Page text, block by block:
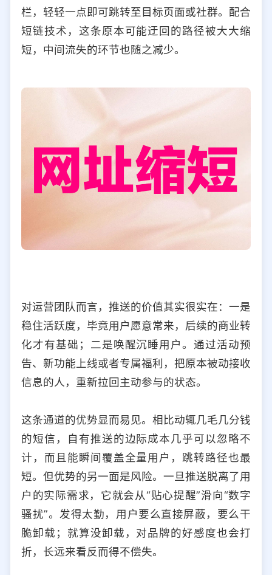
栏，轻轻一点即可跳转至目标页面或社群。配合
短链技术，这条原本可能迂回的路径被大大缩
短，中间流失的环节也随之减少。
对运营团队而言，推送的价值其实很实在：一是
稳住活跃度，毕竟用户愿意常来，后续的商业转
化才有基础；二是唤醒沉睡用户。通过活动预
告、新功能上线或者专属福利，把原本被动接收
信息的人，重新拉回主动参与的状态。
这条通道的优势显而易见。相比动辄几毛几分钱
的短信，自有推送的边际成本几乎可以忽略不
计，而且能瞬间覆盖全量用户，跳转路径也最
短。但优势的另一面是风险。一旦推送脱离了用
户的实际需求，它就会从“贴心提醒”滑向“数字
骚扰”。发得太勤，用户要么直接屏蔽，要么干
脆卸载；就算没卸载，对品牌的好感度也会打
折，长远来看反而得不偿失。